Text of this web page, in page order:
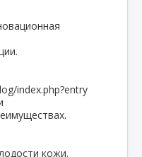
index.php?entry
кожи.